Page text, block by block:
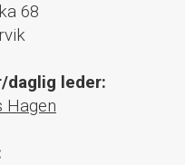
68
daglig leder:
Hagen